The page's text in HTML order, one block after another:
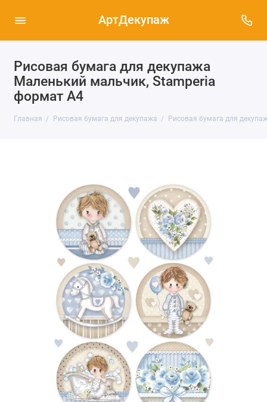
АртДекупаж
Рисовая бумага для декупажа
Маленький мальчик, Stamperia
формат А4
Главная Рисовая бумага для декупажа Рисовая бумага для